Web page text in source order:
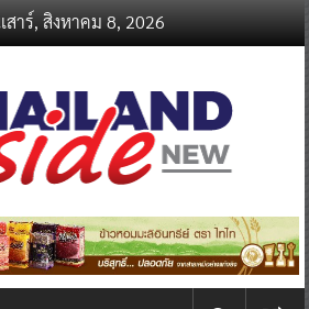
สาร์, สิงหาคม 8, 2026